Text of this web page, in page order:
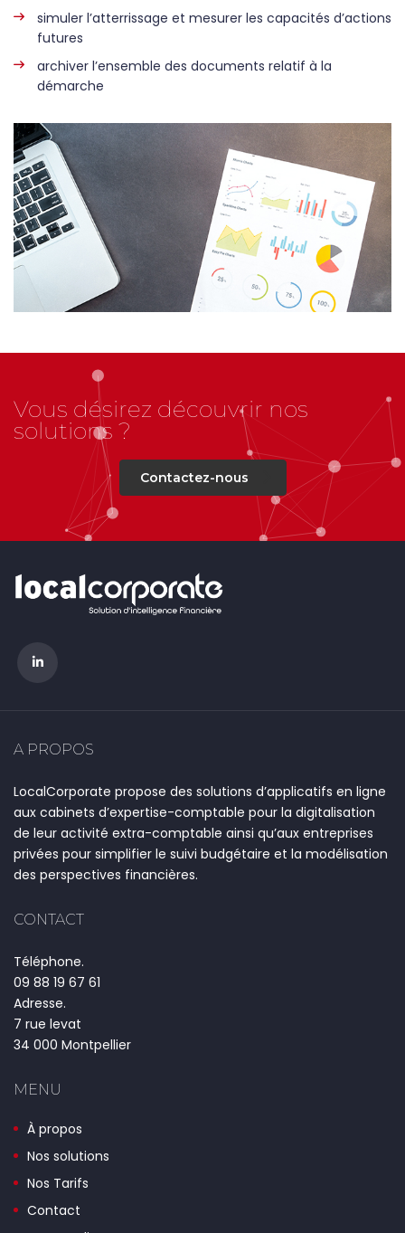
simuler l’atterrissage et mesurer les capacités d’actions
futures
archiver l’ensemble des documents relatif à la
démarche
Vous désirez découvrir nos
solutions ?
Contactez-nous
A PROPOS
LocalCorporate propose des solutions d’applicatifs en ligne
aux cabinets d’expertise-comptable pour la digitalisation
de leur activité extra-comptable ainsi qu’aux entreprises
privées pour simplifier le suivi budgétaire et la modélisation
des perspectives financières.
CONTACT
Téléphone.
09 88 19 67 61
Adresse.
7 rue levat
34 000 Montpellier
MENU
À propos
Nos solutions
Nos Tarifs
Contact